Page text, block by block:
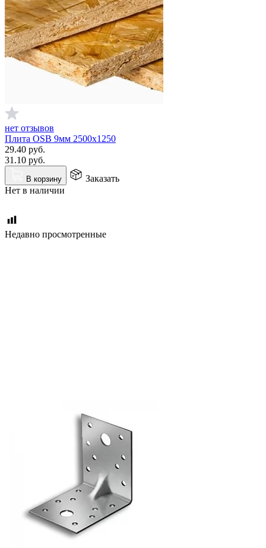
нет отзывов
Плита OSB 9мм 2500x1250
29.40 руб.
31.10 руб.
В корзину
Заказать
Нет в наличии
Недавно просмотренные